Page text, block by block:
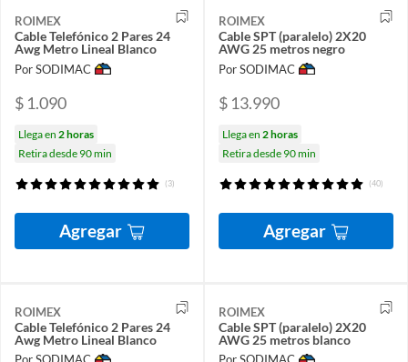
ROIMEX
Cable Telefónico 2 Pares 24
Awg Metro Lineal Blanco
Por SODIMAC
$ 1.090
Llega en 2 horas
Retira desde 90 min
(3)
Agregar
ROIMEX
Cable SPT (paralelo) 2X20
AWG 25 metros negro
Por SODIMAC
$ 13.990
Llega en 2 horas
Retira desde 90 min
(40)
Agregar
ROIMEX
Cable Telefónico 2 Pares 24
Awg Metro Lineal Blanco
ROIMEX
Cable SPT (paralelo) 2X20
AWG 25 metros blanco